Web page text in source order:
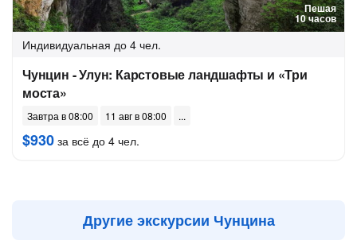
Пешая
10 часов
Индивидуальная до 4 чел.
Чунцин - Улун: Карстовые ландшафты и «Три
моста»
Завтра в 08:00 11 авг в 08:00
$930 за всё до 4 чел.
Другие экскурсии Чунцина